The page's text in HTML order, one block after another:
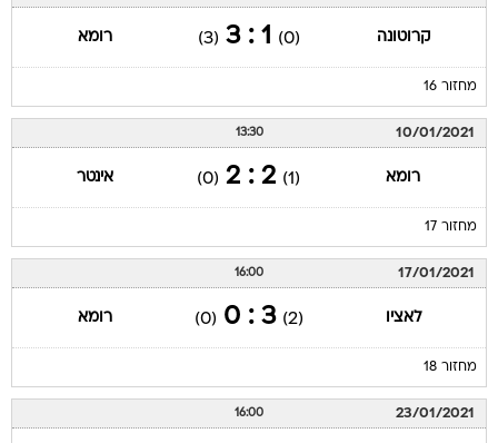
קרוטונה (0)
1 : 3
(3) רומא
מחזור 16
10/01/2021
13:30
רומא (1)
2 : 2
(0) אינטר
מחזור 17
17/01/2021
16:00
לאציו (2)
3 : 0
(0) רומא
מחזור 18
23/01/2021
16:00